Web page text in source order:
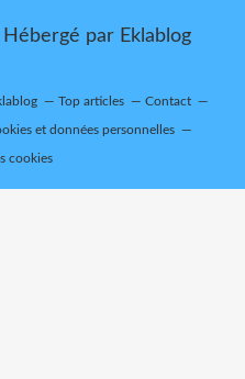
par Eklablog
Top articles Contact
et données personnelles
cookies